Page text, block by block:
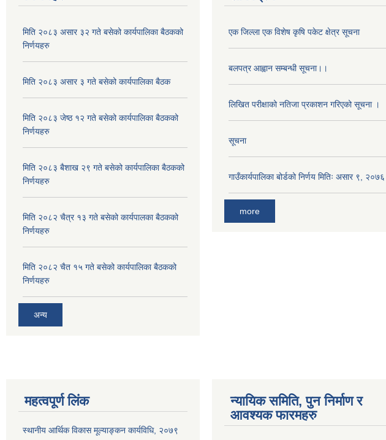
मिति २०८३ असार ३२ गते बसेको कार्यपालिका बैठकको
निर्णयहरु
मिति २०८३ असार ३ गते बसेको कार्यपालिका बैठक
मिति २०८३ जेष्ठ १२ गते बसेको कार्यपालिका बैठकको
निर्णयहरु
मिति २०८३ बैशाख २९ गते बसेको कार्यपालिका बैठकको
निर्णयहरु
मिति २०८२ चैत्र १३ गते बसेको कार्यपालका बैठकको
निर्णयहरु
मिति २०८२ चैत १५ गते बसेको कार्यपालिका बैठकको
निर्णयहरु
अन्य
एक जिल्ला एक विशेष कृषि पकेट क्षेत्र सूचना
बलपत्र आह्वान सम्बन्धी सूचना।।
लिखित परीक्षाको नतिजा प्रकाशन गरिएको सूचना ।
सूचना
गाउँकार्यपालिका बोर्डको निर्णय मितिः असार ९, २०७६
more
महत्वपूर्ण लिंक
स्थानीय आर्थिक विकास मूल्याङ्कन कार्यविधि, २०७९
न्यायिक समिति, पुन निर्माण र
आवश्यक फारमहरु